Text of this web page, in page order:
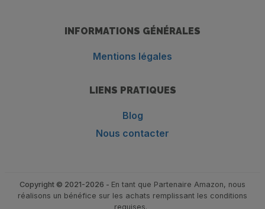
INFORMATIONS GÉNÉRALES
Mentions légales
LIENS PRATIQUES
Blog
Nous contacter
Copyright © 2021-2026 - En tant que Partenaire Amazon, nous
réalisons un bénéfice sur les achats remplissant les conditions
requises.